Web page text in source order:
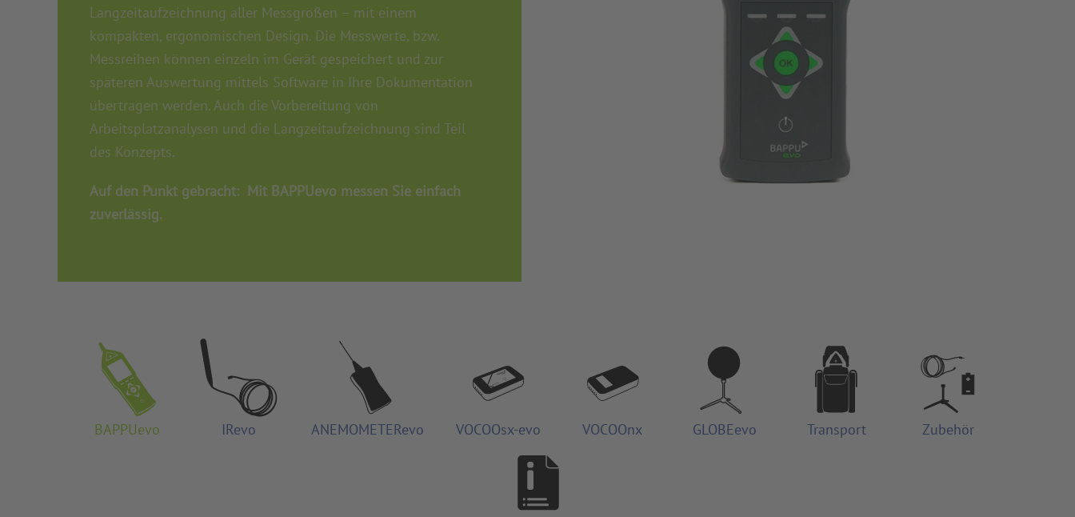
Langzeitaufzeichnung aller Messgrößen – mit einem
kompakten, ergonomischen Design. Die Messwerte, bzw.
Messreihen können einzeln im Gerät gespeichert und zur
späteren Auswertung mittels Software in Ihre Dokumentation
übertragen werden. Auch die Vorbereitung von
Arbeitsplatzanalysen und die Langzeitaufzeichnung sind Teil
des Konzepts.
Auf den Punkt gebracht: Mit BAPPUevo messen Sie einfach
zuverlässig.
BAPPUevo IRevo ANEMOMETERevo VOCOOsx-evo VOCOOnx GLOBEevo Transport Zubehör